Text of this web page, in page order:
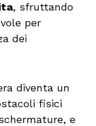
, sfruttando
per
dei
diventa un
fisici
e